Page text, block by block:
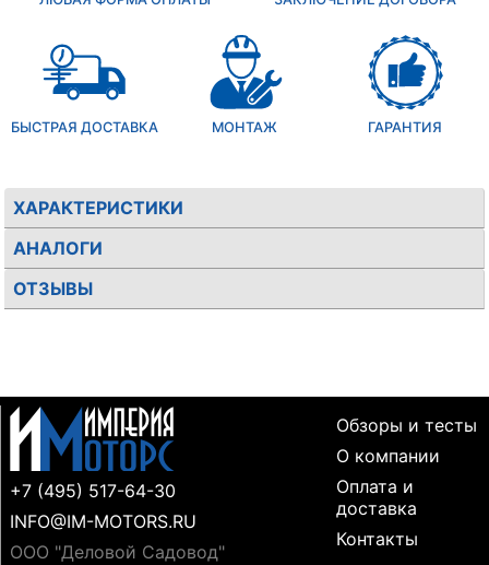
БЫСТРАЯ ДОСТАВКА МОНТАЖ ГАРАНТИЯ
ХАРАКТЕРИСТИКИ
АНАЛОГИ
ОТЗЫВЫ
+7 (495) 517-64-30
INFO@IM-MOTORS.RU
ООО "Деловой Садовод"
Обзоры и тесты
О компании
Оплата и
доставка
Контакты